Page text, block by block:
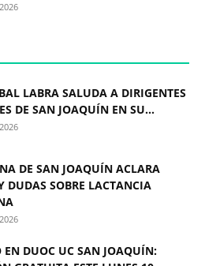
LABRA SALUDA A DIRIGENTES
DE SAN JOAQUÍN EN SU...
DE SAN JOAQUÍN ACLARA
DUDAS SOBRE LACTANCIA
EN DUOC UC SAN JOAQUÍN: